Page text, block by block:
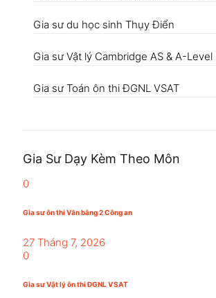
Gia sư du học sinh Thụy Điển
Gia sư Vật lý Cambridge AS & A-Level
Gia sư Toán ôn thi ĐGNL VSAT
Gia Sư Dạy Kèm Theo Môn
0
Gia sư ôn thi Văn bằng 2 Công an
27 Tháng 7, 2026
0
Gia sư Vật lý ôn thi ĐGNL VSAT